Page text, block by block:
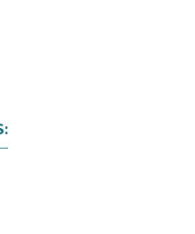
un līdzsvarots
- atbloķēšanai